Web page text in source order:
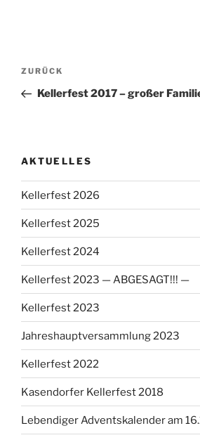
Beitragsnavigation
Vorheriger
Beitrag
ZURÜCK
Kellerfest 2017 – großer
AKTUELLES
Kellerfest 2026
Kellerfest 2025
Kellerfest 2024
Kellerfest 2023 — ABGESAGT!!! —
Kellerfest 2023
Jahreshauptversammlung 2023
Kellerfest 2022
Kasendorfer Kellerfest 2018
Lebendiger Adventskalender am